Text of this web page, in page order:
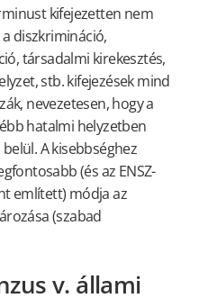
kifejezetten nem
diszkrimináció,
társadalmi kirekesztés,
stb. kifejezések mind
nevezetesen, hogy a
hatalmi helyzetben
A kisebbséghez
(és az ENSZ-
említett) módja az
(szabad
v. állami